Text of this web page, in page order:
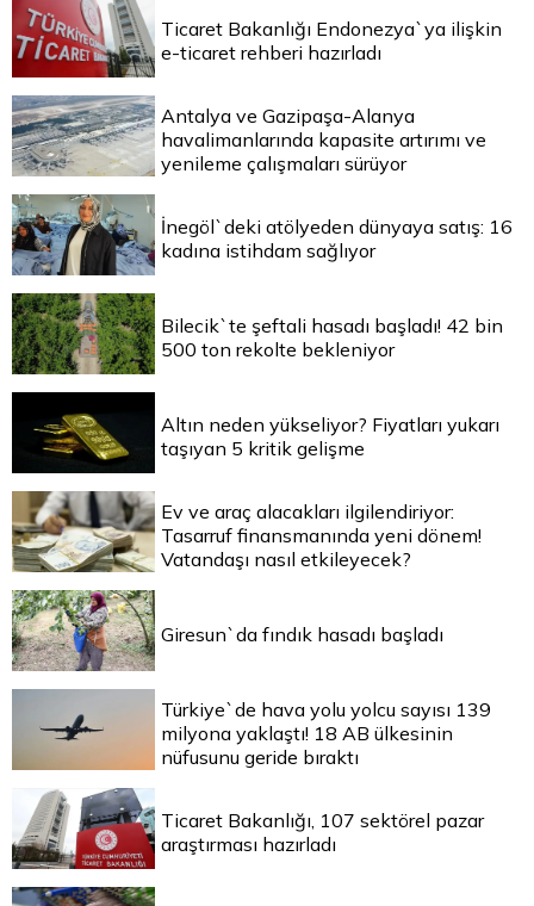
Ticaret Bakanlığı Endonezya`ya ilişkin
e-ticaret rehberi hazırladı
Antalya ve Gazipaşa-Alanya
havalimanlarında kapasite artırımı ve
yenileme çalışmaları sürüyor
İnegöl`deki atölyeden dünyaya satış: 16
kadına istihdam sağlıyor
Bilecik`te şeftali hasadı başladı! 42 bin
500 ton rekolte bekleniyor
Altın neden yükseliyor? Fiyatları yukarı
taşıyan 5 kritik gelişme
Ev ve araç alacakları ilgilendiriyor:
Tasarruf finansmanında yeni dönem!
Vatandaşı nasıl etkileyecek?
Giresun`da fındık hasadı başladı
Türkiye`de hava yolu yolcu sayısı 139
milyona yaklaştı! 18 AB ülkesinin
nüfusunu geride bıraktı
Ticaret Bakanlığı, 107 sektörel pazar
araştırması hazırladı